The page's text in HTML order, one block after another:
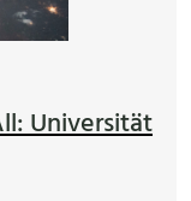
Universität